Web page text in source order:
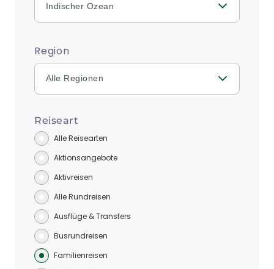
Indischer Ozean
Region
Alle Regionen
Reiseart
Alle Reisearten
Aktionsangebote
Aktivreisen
Alle Rundreisen
Ausflüge & Transfers
Busrundreisen
Familienreisen